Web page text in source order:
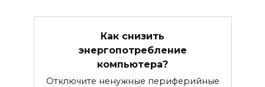
Как снизить
энергопотребление
компьютера?
Отключите ненужные периферийные